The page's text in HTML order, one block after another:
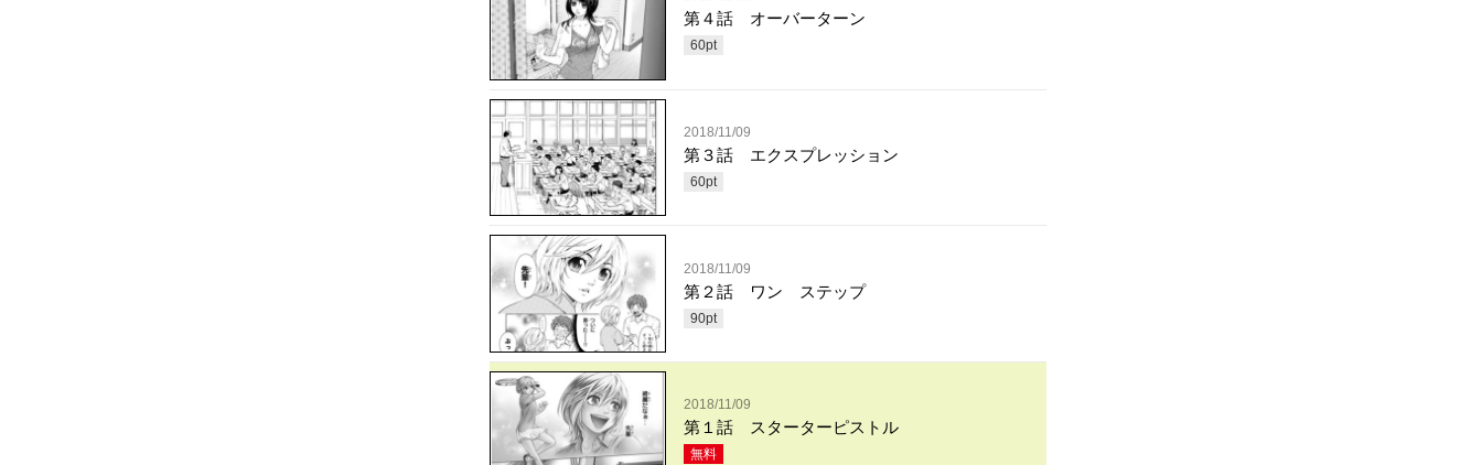
第４話 オーバーターン
60pt
2018/11/09
第３話 エクスプレッション
60pt
2018/11/09
第２話 ワン ステップ
90pt
2018/11/09
第１話 スターターピストル
無料